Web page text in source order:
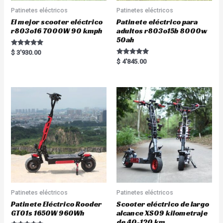
Patinetes eléctricos
El mejor scooter eléctrico
r803o16 7000W 90 kmph
Rated
5.00
$ 3'930.00
Patinetes eléctricos
Patinete eléctrico para
adultos r803o15b 8000w
50ah
Rated
5.00
$ 4'845.00
Patinetes eléctricos
Patinete Eléctrico Rooder
GT01s 1650W 960Wh
Patinetes eléctricos
Scooter eléctrico de largo
alcance XS09 kilometraje